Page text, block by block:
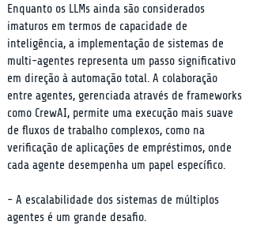
Enquanto os LLMs ainda são considerados
imaturos em termos de capacidade de
inteligência, a implementação de sistemas de
multi-agentes representa um passo significativo
em direção à automação total. A colaboração
entre agentes, gerenciada através de frameworks
como CrewAI, permite uma execução mais suave
de fluxos de trabalho complexos, como na
verificação de aplicações de empréstimos, onde
cada agente desempenha um papel específico.
- A escalabilidade dos sistemas de múltiplos
agentes é um grande desafio.